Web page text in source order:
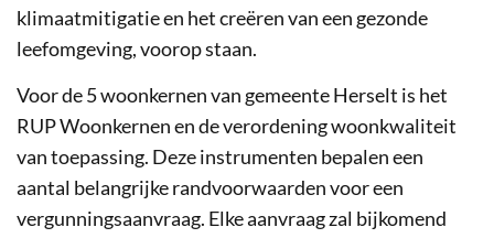
klimaatmitigatie en het creëren van een gezonde
leefomgeving, voorop staan.
Voor de 5 woonkernen van gemeente Herselt is het
RUP Woonkernen en de verordening woonkwaliteit
van toepassing. Deze instrumenten bepalen een
aantal belangrijke randvoorwaarden voor een
vergunningsaanvraag. Elke aanvraag zal bijkomend